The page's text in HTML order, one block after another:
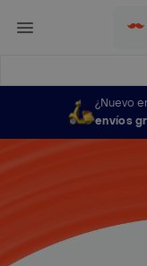
¿Nuevo
envíos